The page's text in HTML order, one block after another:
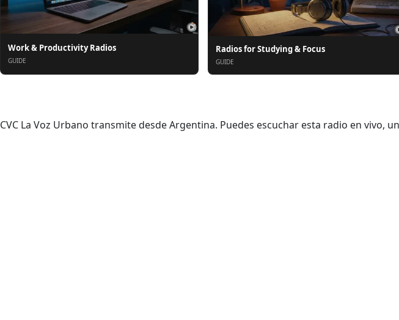
Work & Productivity Radios
GUIDE
Radios for Studying & Focus
GUIDE
CVC La Voz Urbano transmite desde Argentina. Puedes escuchar esta radio en vivo,